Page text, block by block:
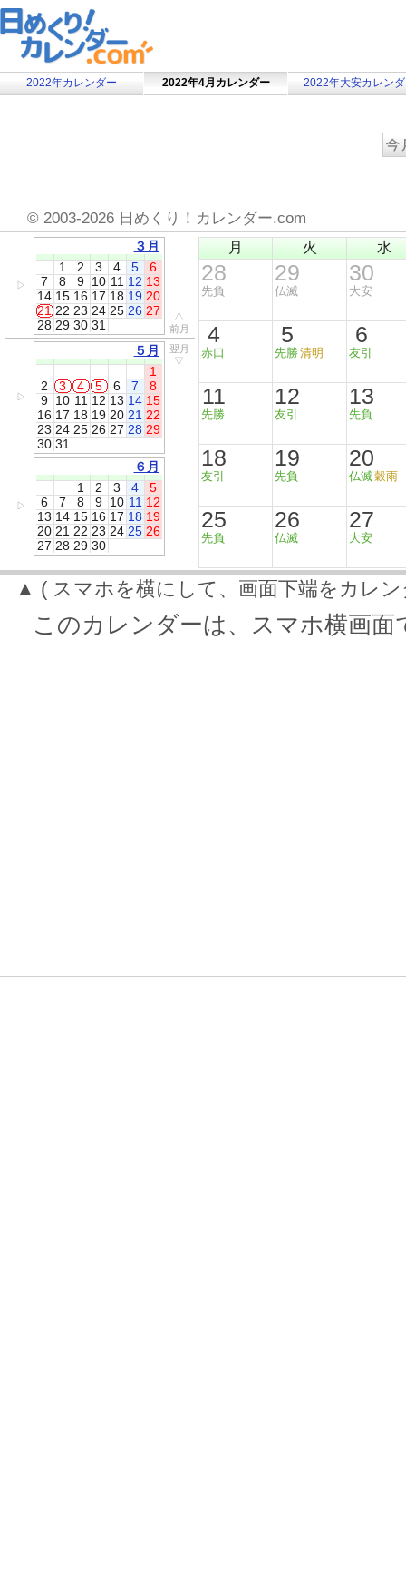
2022年カレンダー 2022年4月カレンダー 2022年大安カレン
© 2003-2026 日めくり！カレンダー.com
▷
３月
1
2 3 4 5
6
7
8 9 10 11 12 13
14 15 16 17 18 19 20
21 22 23 24 25 26 27
28 29 30 31
△
前月
▷
５月
1
2
3 4 5 6 7
8
9 10 11 12 13 14 15
16 17 18 19 20 21 22
23 24 25 26 27 28 29
30 31
翌月
▽
▷
６月
1
2 3 4
5
6
7 8 9 10 11 12
13 14 15 16 17 18 19
20 21 22 23 24 25 26
27 28 29 30
月 火 水
28
先負
29
仏滅
30
大安
4
赤口
5
先勝清明
6
友引
11
先勝
12
友引
13
先負
18
友引
19
先負
20
仏滅穀雨
25
先負
26
仏滅
27
大安
▲ ( スマホを横にして、画面下端をカレ
このカレンダーは、スマホ横画面